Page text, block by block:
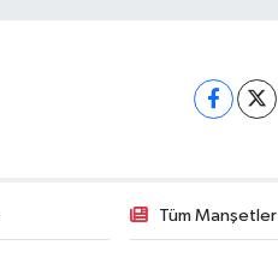
Tüm Manşetler